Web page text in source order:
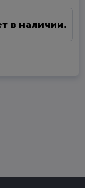
в наличии.